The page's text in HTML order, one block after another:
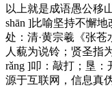
以上就是成语愚公移
shān ]比喻坚持不懈
处：清·黄宗羲《张
人藐为说铃；贤圣指
rǎng ]叩：敲打；垦
源于互联网，信息真